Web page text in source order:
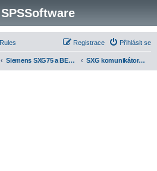
Rules Přihlásit se
Registrace
Siemens SXG75 a BENQ Siemens EF81 SXG komunikátor, BREW Explorer